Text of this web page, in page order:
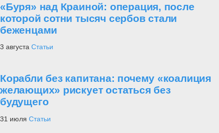
«Буря» над Краиной: операция, после
которой сотни тысяч сербов стали
беженцами
3 августа Статьи
Корабли без капитана: почему «коалиция
желающих» рискует остаться без
будущего
31 июля Статьи